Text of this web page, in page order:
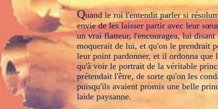
Quand le roi l'entendit parler si
envie de les laisser partir avec leur
un vrai flatteur, l'encouragea, lui disant
moquerait de lui, et qu'on le prendrait
leur point pardonner, et il ordonna
qu'à voir le portrait de la véritable
prétendait l'être, de sorte qu'on les
puisqu'ils avaient promis une belle
laide paysanne.